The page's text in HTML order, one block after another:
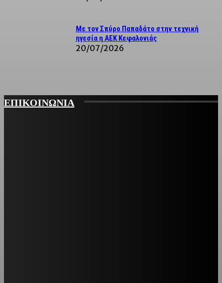
Με τον Σπύρο Παπαδάτο στην τεχνική
ηγεσία η ΑΕΚ Κεφαλονιάς
20/07/2026
ΕΠΙΚΟΙΝΩΝΙΑ